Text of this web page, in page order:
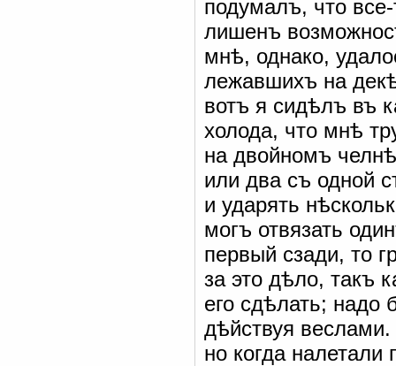
подумалъ, что
лишенъ
мнѣ, однако,
лежавшихъ на
вотъ я сидѣлъ въ
холода, что мнѣ
на двойномъ
или два съ одной
и ударять
могъ отвязать
первый сзади, то
за это дѣло, такъ
его сдѣлать; надо
дѣйствуя
но когда